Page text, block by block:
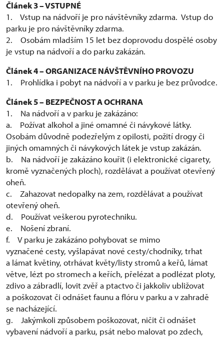
Článek 3 – VSTUPNÉ
1. Vstup na nádvoří je pro návštěvníky zdarma. Vstup do
parku je pro návštěvníky zdarma.
2. Osobám mladším 15 let bez doprovodu dospělé osoby
je vstup na nádvoří a do parku zakázán.
Článek 4 – ORGANIZACE NÁVŠTĚVNÍHO PROVOZU
1. Prohlídka i pobyt na nádvoří a v parku je bez průvodce.
Článek 5 – BEZPEČNOST A OCHRANA
1. Na nádvoří a v parku je zakázáno:
a. Požívat alkohol a jiné omamné či návykové látky.
Osobám důvodně podezřelým z opilosti, požití drogy či
jiných omamných či návykových látek je vstup zakázán.
b. Na nádvoří je zakázáno kouřit (i elektronické cigarety,
kromě vyznačených ploch), rozdělávat a používat otevřený
oheň.
c. Zahazovat nedopalky na zem, rozdělávat a používat
otevřený oheň.
d. Používat veškerou pyrotechniku.
e. Nošení zbraní.
f. V parku je zakázáno pohybovat se mimo
vyznačené cesty, vyšlapávat nové cesty/chodníky, trhat
a lámat květiny, otrhávat květy/listy stromů a keřů, lámat
větve, lézt po stromech a keřích, přelézat a podlézat ploty,
zdivo a zábradlí, lovit zvěř a ptactvo či jakkoliv ubližovat
a poškozovat či odnášet faunu a flóru v parku a v zahradě
se nacházející.
g. Jakýmkoli způsobem poškozovat, ničit či odnášet
vybavení nádvoří a parku, psát nebo malovat po zdech,